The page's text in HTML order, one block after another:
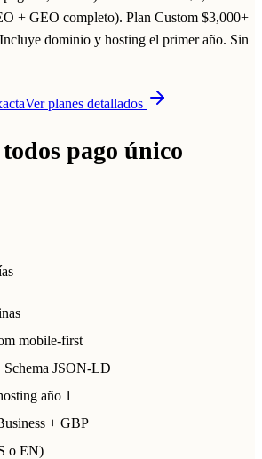
+ GEO completo). Plan Custom $3,000+
dominio y hosting el primer año. Sin
Ver planes detallados
pago único
mobile-first
Schema JSON-LD
año 1
+ GBP
o EN)